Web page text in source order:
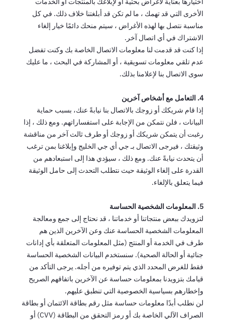
الأخرى التي قد تهمك ، ما لم تكن قد أبلغتنا خلاف ذلك. في كل
مناسبة نتصل بها لهذه الأغراض ، سيتم منحك دائمًا خيار إلغاء
الاشتراك في أي اتصال آخر.
إذا كنت قد قدمت لنا معلومات الاتصال الخاصة بك وكنت تفضل
عدم تلقي معلومات تسويقية ، أو المشاركة في البحث ، ما عليك
سوى الاتصال بنا لإعلامنا بذلك.
4. التعامل مع أشخاص آخرين
إذا قام شريكك أو زوجك بالاتصال بنا نيابةً عنك، بسبب حماية
البيانات ، فلن نتمكن من الإجابة على استفساراتهم. ومع ذلك ، إذا
رغبت أن يتمكن شريكك أو زوجك أو طرف ثالث آخر من مناقشة
وثيقتك ، فيرجى الاتصال بـ جي أي جي الخليج وإبلاغنا بمن ترغب
أن يتحدث نيابةً عنك. ومع ذلك ، سيؤدي هذا إلى استبعادهم من
القدرة على إلغاء الوثيقة حيث نتطلب التحدث إلى حامل الوثيقة
فيما يتعلق بالإلغاء.
5. المعلومات الشخصية الحساسة
لتزويدك ببعض منتجاتنا أو خدماتنا ، قد نحتاج إلى جمع ومعالجة
المعلومات الشخصية الحساسة عنك وعن الآخرين الذين هم
طرف في الخدمة أو المنتج (مثل المعلومات المتعلقة بأي إدانات
جنائية أو الحالة الصحية). سنستخدم البيانات الشخصية الحساسة
فقط للغرض المحدد الذي يتم توفيره من أجله. يرجى التأكد من
قيامك بتزويدنا بمعلومات حساسة عن الآخرين باتفاقهم الصريح
وإخطارهم بسياسية الخصوصية التي تنطبق عليهم.
لن نطلب أبدًا معلومات حساسة مثل رقم بطاقة الائتمان أو بطاقة
الصراف الآلي الخاصة بك أو رمز التحقق من البطاقة (CVV) أو